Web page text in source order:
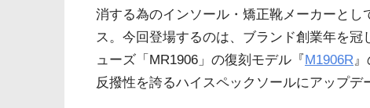
消する為のインソール・矯正靴メーカーと
ス。今回登場するのは、ブランド創業年を
ューズ「MR1906」の復刻モデル『M1906R
反撥性を誇るハイスペックソールにアップデ